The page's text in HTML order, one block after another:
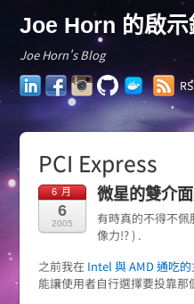
Joe Horn 的啟示
Joe Horn's Blog
LinkedInFacebookInstagram
GitHubDocker
Hub
PCI Express
6 月
6
2005
微星的雙介
有時真的不得不
像力!? ) .
之前我在 Intel 與 AMD 通吃
能讓使用者自行選擇要投靠那